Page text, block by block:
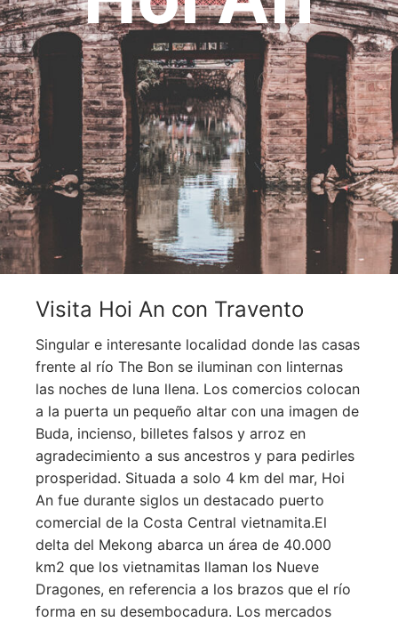
OCEANÍA
ORIENTE MEDIO
SUDAMÉRICA
Visita Hoi An con Travento
Singular e interesante localidad donde las casas
frente al río The Bon se iluminan con linternas
las noches de luna llena. Los comercios colocan
a la puerta un pequeño altar con una imagen de
Buda, incienso, billetes falsos y arroz en
agradecimiento a sus ancestros y para pedirles
prosperidad. Situada a solo 4 km del mar, Hoi
An fue durante siglos un destacado puerto
comercial de la Costa Central vietnamita.El
delta del Mekong abarca un área de 40.000
km2 que los vietnamitas llaman los Nueve
Dragones, en referencia a los brazos que el río
forma en su desembocadura. Los mercados